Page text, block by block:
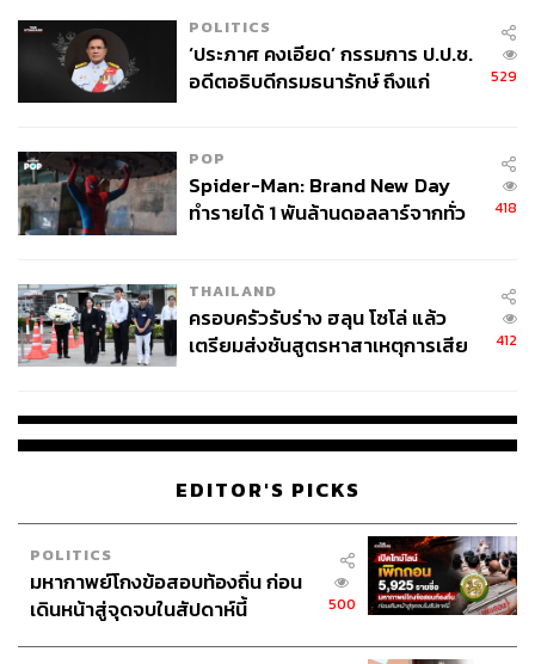
POLITICS
‘ประภาศ คงเอียด’ กรรมการ ป.ป.ช.
อดีตอธิบดีกรมธนารักษ์ ถึงแก่
529
POP
Spider-Man: Brand New Day
ทำรายได้ 1 พันล้านดอลลาร์จากทั่ว
418
THAILAND
ครอบครัวรับร่าง ฮลุน โซโล่ แล้ว
เตรียมส่งชันสูตรหาสาเหตุการเสีย
412
EDITOR'S PICKS
POLITICS
มหากาพย์โกงข้อสอบท้องถิ่น ก่อน
เดินหน้าสู่จุดจบในสัปดาห์นี้
500